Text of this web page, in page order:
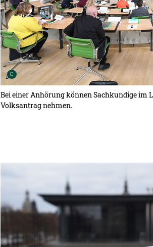
C Urheber der Grafik:
Bei einer Anhörung können Sachkundige im
Volksantrag nehmen.